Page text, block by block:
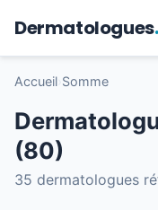
Dermatologues
Accueil Somme
(80)
35 dermatologues